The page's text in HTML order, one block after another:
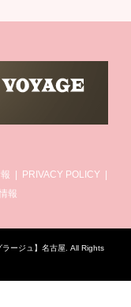
PRIVACY POLICY
報
ージュ】名古屋 . All Rights